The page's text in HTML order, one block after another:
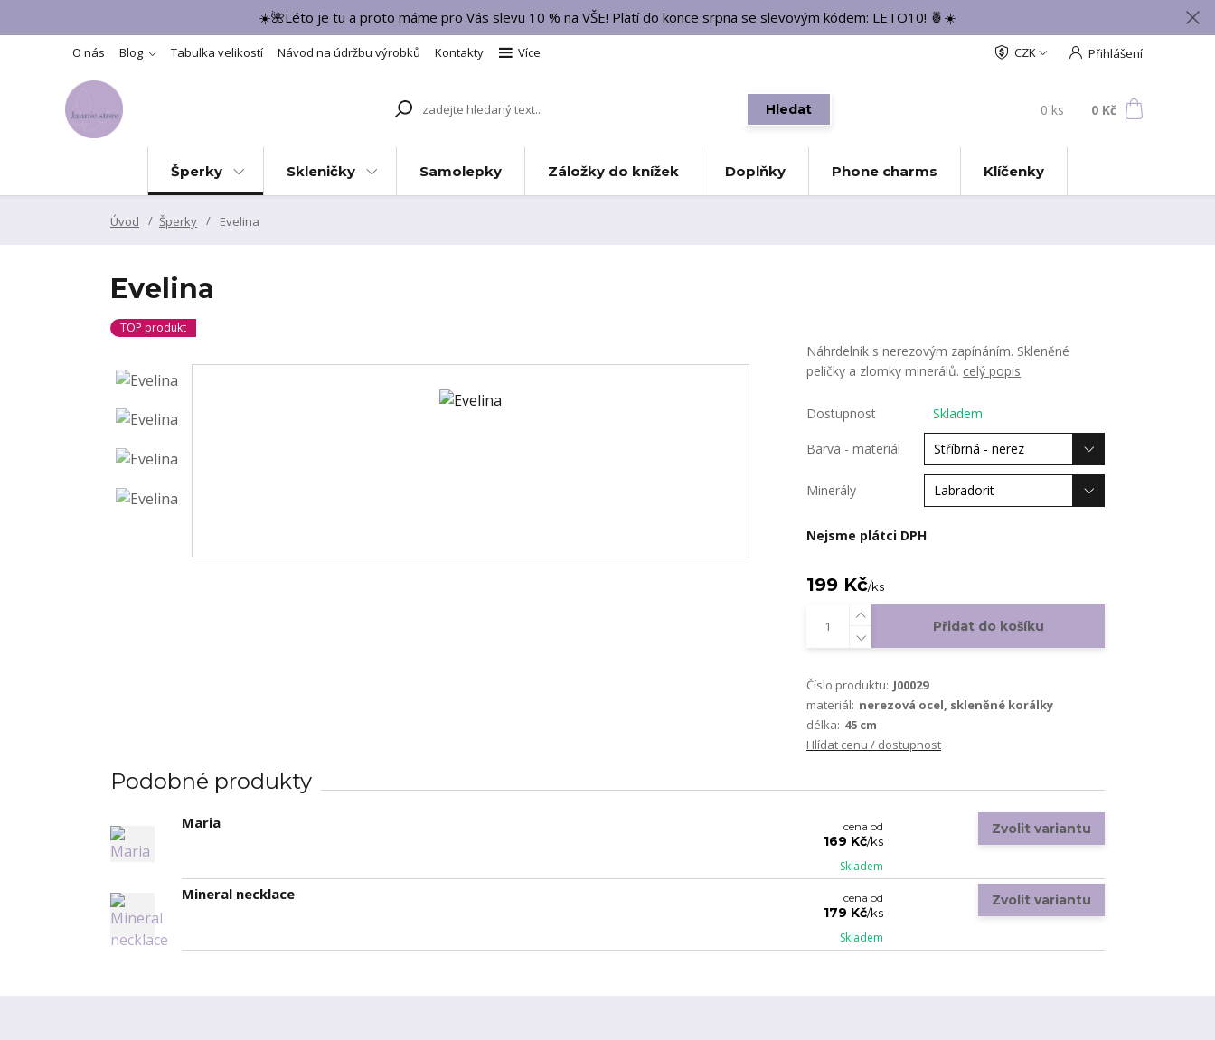
☀️🌺Léto je tu a proto máme pro Vás slevu 10 % na VŠE! Platí do konce srpna se slevovým kódem: LETO10! 🍍☀️
O nás Blog Tabulka velikostí Návod na údržbu výrobků Kontakty Více CZK Přihlášení
Hledat 0 ks 0 Kč
Šperky Skleničky Samolepky Záložky do knížek Doplňky Phone charms Klíčenky
Úvod Šperky Evelina
Evelina
TOP produkt
Náhrdelník s nerezovým zapínáním. Skleněné
peličky a zlomky minerálů. celý popis
Dostupnost Skladem
Barva - materiál
Minerály
Nejsme plátci DPH
199 Kč/ks
Přidat do košíku
Číslo produktu: J00029
materiál: nerezová ocel, skleněné korálky
délka: 45 cm
Hlídat cenu / dostupnost
Podobné produkty
Maria cena od
169 Kč/ks
Skladem
Zvolit variantu
Mineral necklace cena od
179 Kč/ks
Skladem
Zvolit variantu